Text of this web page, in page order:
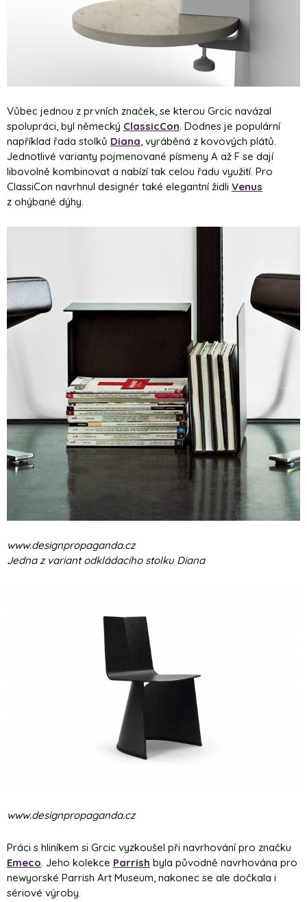
Vůbec jednou z prvních značek, se kterou Grcic navázal
spolupráci, byl německý ClassicCon. Dodnes je populární
například řada stolků Diana, vyráběná z kovových plátů.
Jednotlivé varianty pojmenované písmeny A až F se dají
libovolně kombinovat a nabízí tak celou řadu využití. Pro
ClassiCon navrhnul designér také elegantní židli Venus
z ohýbané dýhy.
www.designpropaganda.cz
Jedna z variant odkládacího stolku Diana
www.designpropaganda.cz
Práci s hliníkem si Grcic vyzkoušel při navrhování pro značku
Emeco. Jeho kolekce Parrish byla původně navrhována pro
newyorské Parrish Art Museum, nakonec se ale dočkala i
sériové výroby.